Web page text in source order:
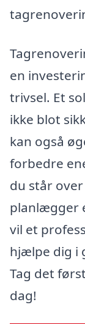
en
trivsel. Et
ikke blot
kan også
forbedre
du står
planlægger
vil et
hjælpe dig i
Tag det
dag!